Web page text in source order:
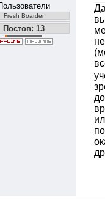
Fresh Boarder
Постов: 13